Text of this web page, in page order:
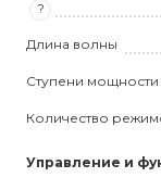
?
Длина волны
Ступени мощности
Количество
Управление и